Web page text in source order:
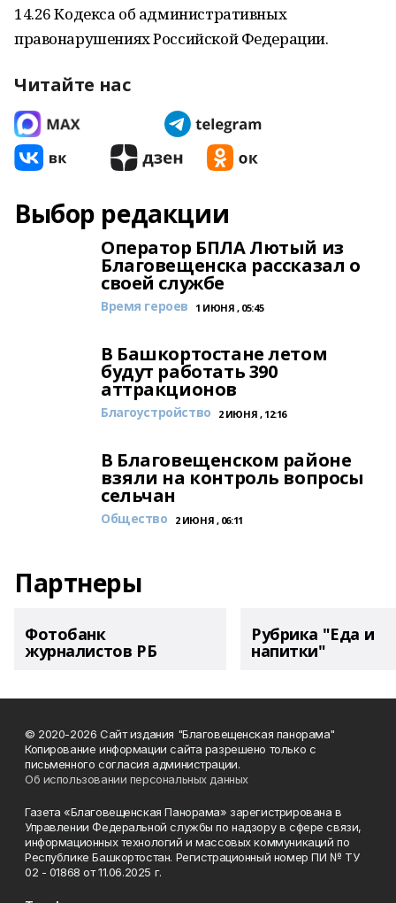
14.26 Кодекса об административных
правонарушениях Российской Федерации.
Читайте нас
Выбор редакции
Оператор БПЛА Лютый из
Благовещенска рассказал о
своей службе
Время героев 1 ИЮНЯ , 05:45
В Башкортостане летом
будут работать 390
аттракционов
Благоустройство 2 ИЮНЯ , 12:16
В Благовещенском районе
взяли на контроль вопросы
сельчан
Общество 2 ИЮНЯ , 06:11
Партнеры
Фотобанк
журналистов РБ
Рубрика "Еда и
напитки"
© 2020-2026 Сайт издания "Благовещенская панорама"
Копирование информации сайта разрешено только с
письменного согласия администрации.
Об использовании персональных данных
Газета «Благовещенская Панорама» зарегистрирована в
Управлении Федеральной службы по надзору в сфере связи,
информационных технологий и массовых коммуникаций по
Республике Башкортостан. Регистрационный номер ПИ № ТУ
02 - 01868 от 11.06.2025 г.